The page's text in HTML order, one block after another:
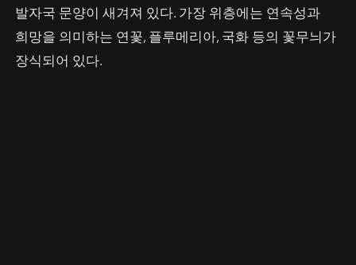
발자국 문양이 새겨져 있다. 가장 위층에는 연속성과
희망을 의미하는 연꽃, 플루메리아, 국화 등의 꽃무늬가
장식되어 있다.